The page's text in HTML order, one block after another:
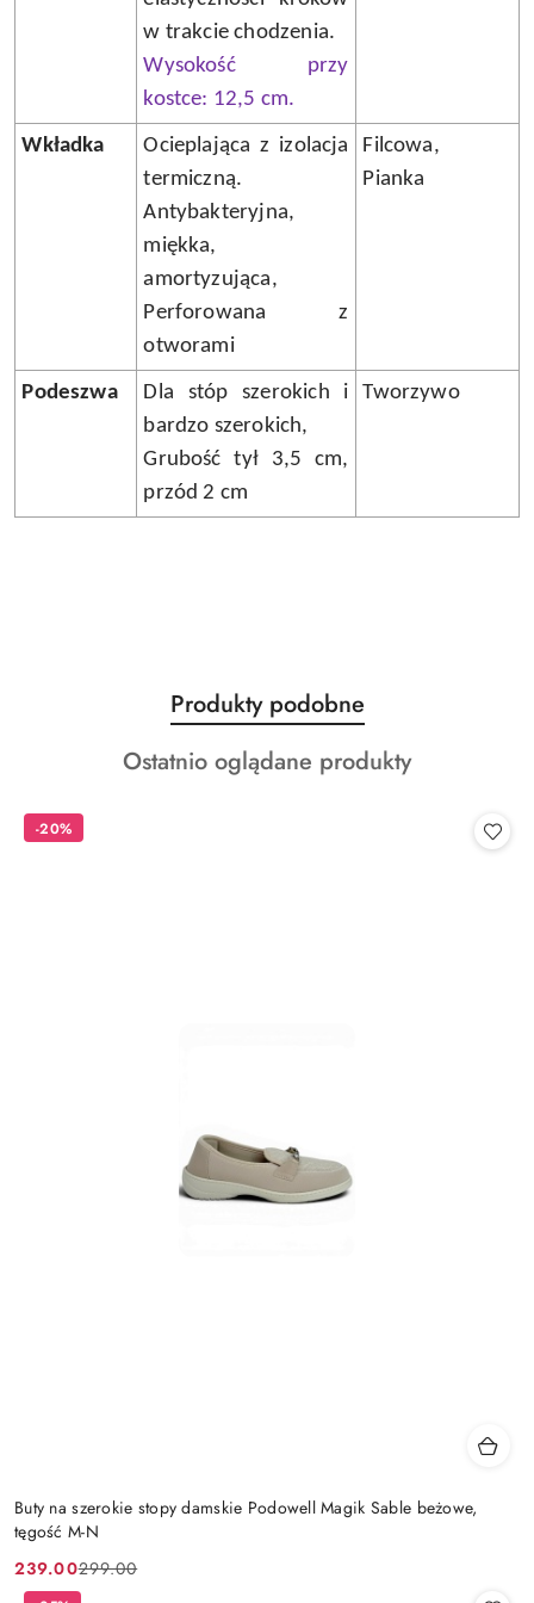
w trakcie chodzenia.
Wysokość przy
kostce: 12,5 cm.
Wkładka
Ocieplająca z izolacja
termiczną.
Antybakteryjna,
miękka,
amortyzująca,
Perforowana z
otworami
Filcowa,
Pianka
Podeszwa
Dla stóp szerokich i
bardzo szerokich,
Grubość tył 3,5 cm,
przód 2 cm
Tworzywo
Pomiń karuzelę produktów
Produkty
o
statusie:
Produkty podobne
Produkty
Ostatnio oglądane produkty
Buty na szerokie stopy damskie Podowell Magik Sable beżowe,
tęgość M-N
Cena
239.00
Cena
299.00
-20%